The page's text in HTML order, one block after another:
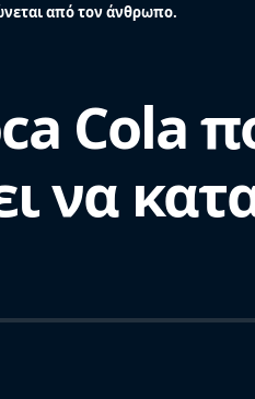
από τον άνθρωπο.
Cola
να